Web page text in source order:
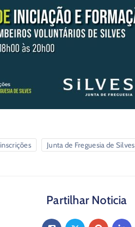
inscrições Junta de Freguesia de Silves
Partilhar Noticia